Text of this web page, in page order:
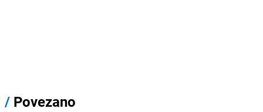
/ Povezano